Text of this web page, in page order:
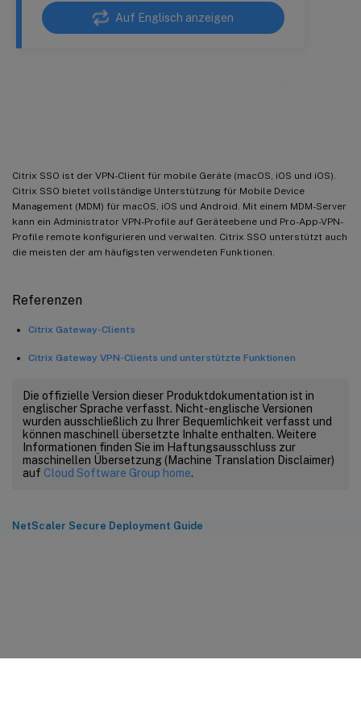
Auf Englisch anzeigen
Citrix SSO ist der VPN-Client für mobile Geräte (macOS, iOS und iOS).
Citrix SSO bietet vollständige Unterstützung für Mobile Device
Management (MDM) für macOS, iOS und Android. Mit einem MDM-Server
kann ein Administrator VPN-Profile auf Geräteebene und Pro-App-VPN-
Profile remote konfigurieren und verwalten. Citrix SSO unterstützt auch
die meisten der am häufigsten verwendeten Funktionen.
Referenzen
Citrix Gateway-Clients
Citrix Gateway VPN-Clients und unterstützte Funktionen
Die offizielle Version dieser Produktdokumentation ist in
englischer Sprache verfasst. Nicht-englische Versionen
wurden ausschließlich zu Ihrer Bequemlichkeit verfasst und
können maschinell übersetzte Inhalte enthalten. Weitere
Informationen finden Sie im Haftungsausschluss zur
maschinellen Übersetzung (Machine Translation Disclaimer)
auf Cloud Software Group home.
NetScaler Secure Deployment Guide